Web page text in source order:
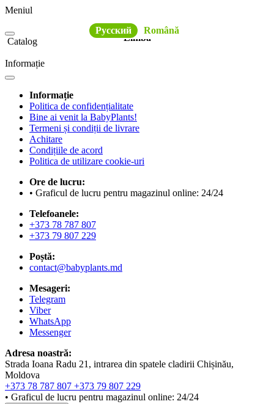
Meniul
Limba
Русский
Română
Catalog
Informație
Informație
Politica de confidențialitate
Bine ai venit la BabyPlants!
Termeni și condiții de livrare
Achitare
Condițiile de acord
Politica de utilizare cookie-uri
Ore de lucru:
• Graficul de lucru pentru magazinul online: 24/24
Telefoanele:
+373 78 787 807
+373 79 807 229
Poștă:
contact@babyplants.md
Mesageri:
Telegram
Viber
WhatsApp
Messenger
Adresa noastră:
Strada Ioana Radu 21, intrarea din spatele cladirii Chișinău,
Moldova
+373 78 787 807 +373 79 807 229
• Graficul de lucru pentru magazinul online: 24/24